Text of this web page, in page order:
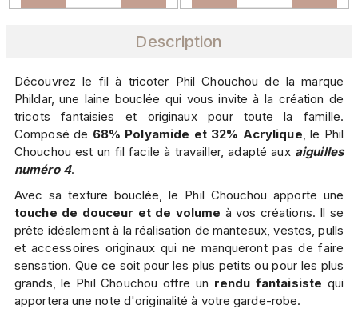
Description
Découvrez le fil à tricoter Phil Chouchou de la marque
Phildar, une laine bouclée qui vous invite à la création de
tricots fantaisies et originaux pour toute la famille.
Composé de 68% Polyamide et 32% Acrylique , le Phil
Chouchou est un fil facile à travailler, adapté aux aiguilles
numéro 4.
Avec sa texture bouclée, le Phil Chouchou apporte une
touche de douceur et de volume à vos créations. Il se
prête idéalement à la réalisation de manteaux, vestes, pulls
et accessoires originaux qui ne manqueront pas de faire
sensation. Que ce soit pour les plus petits ou pour les plus
grands, le Phil Chouchou offre un rendu fantaisiste qui
apportera une note d'originalité à votre garde-robe.